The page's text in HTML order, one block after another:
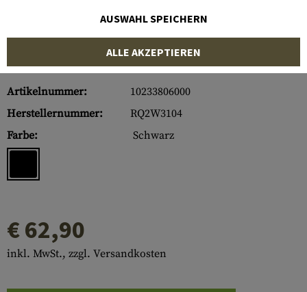
Artikelnummer:
10233806000
Herstellernummer:
RQ2W3104
Farbe:
Schwarz
€ 62,90
inkl. MwSt., zzgl. Versandkosten
AUSWAHL SPEICHERN
ALLE AKZEPTIEREN